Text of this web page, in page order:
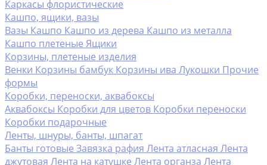
Каркасы флористические
Кашпо, ящики, вазы
Вазы Кашпо Кашпо из дерева Кашпо из металла
Кашпо плетеные Ящики
Корзины, плетеные изделия
Венки Корзины бамбук Корзины ива Лукошки Прочие
формы
Коробки, переноски, аквабоксы
Аквабоксы Коробки для цветов Коробки переноски
Коробки подарочные
Ленты, шнуры, банты, шпагат
Банты готовые Завязка рафия Лента атласная Лента
джутовая Лента на катушке Лента органза Лента